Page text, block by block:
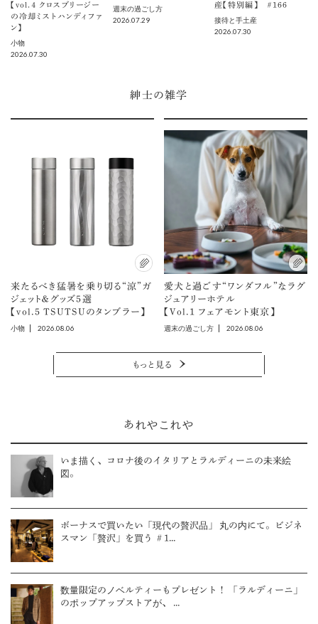
【vol.４ クロスブリージー
の冷却ミストハンディファ
ン】
小物
2026.07.30
週末の過ごし方
2026.07.29
産【特別編】 ＃166
接待と手土産
2026.07.30
紳士の雑学
来たるべき猛暑を乗り切る“涼”ガ
ジェット＆グッズ5選
【vol.5 TSUTSUのタンブラー】
小物 2026.08.06
愛犬と過ごす“ワンダフル”なラグ
ジュアリーホテル
【Vol.1 フェアモント東京】
週末の過ごし方 2026.08.06
もっと見る
あれやこれや
いま描く、コロナ後のイタリアとラルディーニの未来絵
図。
ボーナスで買いたい「現代の贅沢品」 丸の内にて。ビジネ
スマン「贅沢」を買う ＃1...
数量限定のノベルティーもプレゼント！ 「ラルディーニ」
のポップアップストアが、 ...